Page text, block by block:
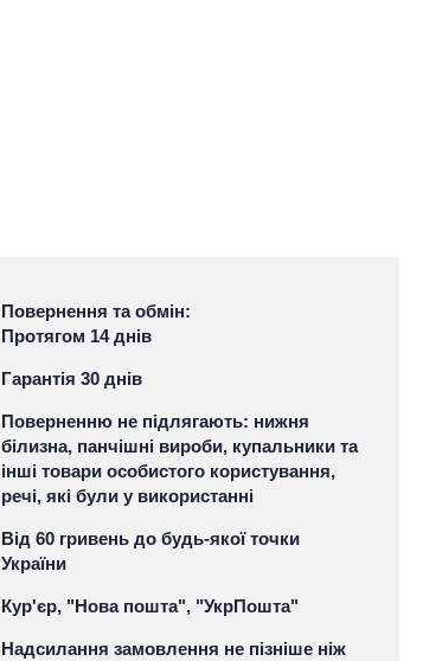
Повернення та обмін:
Протягом 14 днів
Гарантія 30 днів
Поверненню не підлягають: нижня
білизна, панчішні вироби, купальники та
інші товари особистого користування,
речі, які були у використанні
Від 60 гривень до будь-якої точки
України
Кур'єр, "Нова пошта", "УкрПошта"
Надсилання замовлення не пізніше ніж